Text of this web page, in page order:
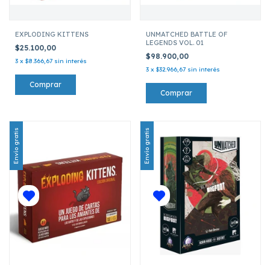
EXPLODING KITTENS
$25.100,00
3 x $8.366,67 sin interés
UNMATCHED BATTLE OF
LEGENDS VOL. 01
$98.900,00
3 x $32.966,67 sin interés
Envío gratis Envío gratis